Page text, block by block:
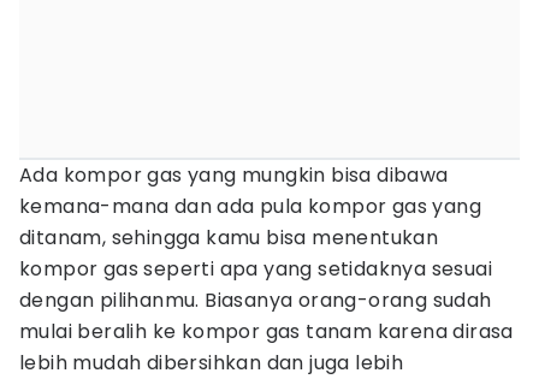
Ada kompor gas yang mungkin bisa dibawa
kemana-mana dan ada pula kompor gas yang
ditanam, sehingga kamu bisa menentukan
kompor gas seperti apa yang setidaknya sesuai
dengan pilihanmu. Biasanya orang-orang sudah
mulai beralih ke kompor gas tanam karena dirasa
lebih mudah dibersihkan dan juga lebih